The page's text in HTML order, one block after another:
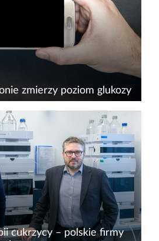
zmierzy poziom glukozy
Instytutu
(NIST) w Stanach
nowatorskie
zdolne diametralnie
jaki diabetycy monitoruj...
cukrzycy – polskie firmy